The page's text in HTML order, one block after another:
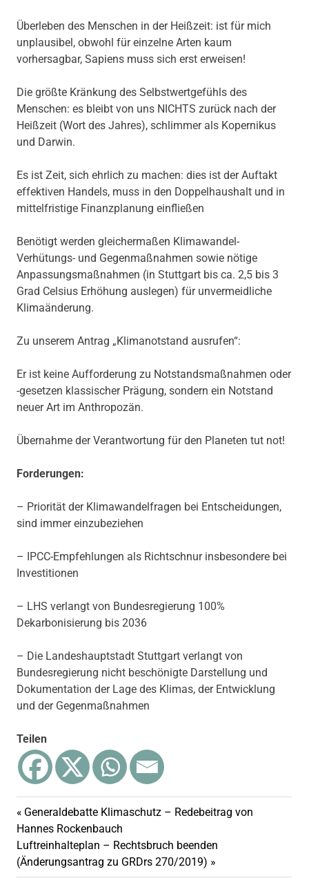
Überleben des Menschen in der Heißzeit: ist für mich
unplausibel, obwohl für einzelne Arten kaum
vorhersagbar, Sapiens muss sich erst erweisen!
Die größte Kränkung des Selbstwertgefühls des
Menschen: es bleibt von uns NICHTS zurück nach der
Heißzeit (Wort des Jahres), schlimmer als Kopernikus
und Darwin.
Es ist Zeit, sich ehrlich zu machen: dies ist der Auftakt
effektiven Handels, muss in den Doppelhaushalt und in
mittelfristige Finanzplanung einfließen
Benötigt werden gleichermaßen Klimawandel-
Verhütungs- und Gegenmaßnahmen sowie nötige
Anpassungsmaßnahmen (in Stuttgart bis ca. 2,5 bis 3
Grad Celsius Erhöhung auslegen) für unvermeidliche
Klimaänderung.
Zu unserem Antrag „Klimanotstand ausrufen“:
Er ist keine Aufforderung zu Notstandsmaßnahmen oder
-gesetzen klassischer Prägung, sondern ein Notstand
neuer Art im Anthropozän.
Übernahme der Verantwortung für den Planeten tut not!
Forderungen:
– Priorität der Klimawandelfragen bei Entscheidungen,
sind immer einzubeziehen
– IPCC-Empfehlungen als Richtschnur insbesondere bei
Investitionen
– LHS verlangt von Bundesregierung 100%
Dekarbonisierung bis 2036
– Die Landeshauptstadt Stuttgart verlangt von
Bundesregierung nicht beschönigte Darstellung und
Dokumentation der Lage des Klimas, der Entwicklung
und der Gegenmaßnahmen
Teilen
Heißzeit
Klimanotstand
Klimawandel
Beitragsnavigation
Vorheriger
Beitrag:
Generaldebatte Klimaschutz – Redebeitrag von
Hannes Rockenbauch
Nächster
Beitrag:
Luftreinhalteplan – Rechtsbruch beenden
(Änderungsantrag zu GRDrs 270/2019)